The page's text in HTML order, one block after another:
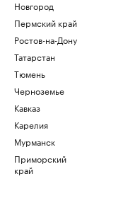
Новгород
Пермский край
Ростов-на-Дону
Татарстан
Тюмень
Черноземье
Кавказ
Карелия
Мурманск
Приморский
край